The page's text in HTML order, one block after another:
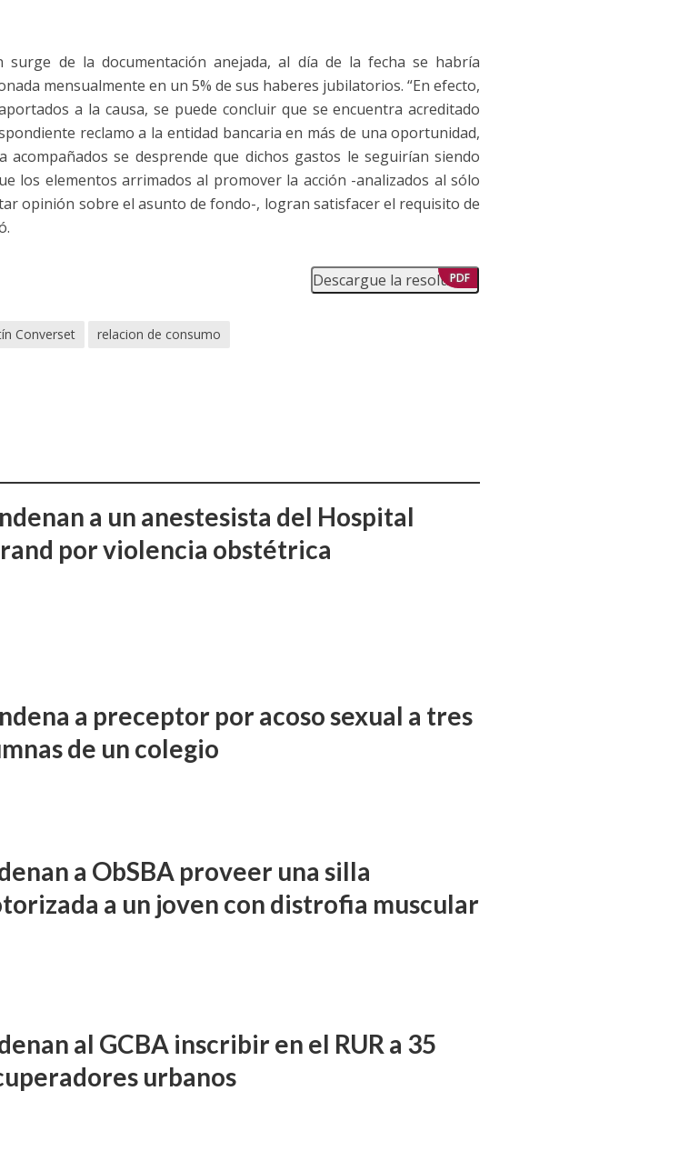
surge de la documentación anejada, al día de la fecha se habría
mensualmente en un 5% de sus haberes jubilatorios. “En efecto,
a la causa, se puede concluir que se encuentra acreditado
reclamo a la entidad bancaria en más de una oportunidad,
se desprende que dichos gastos le seguirían siendo
los elementos arrimados al promover la acción -analizados al sólo
opinión sobre el asunto de fondo-, logran satisfacer el requisito de
Descargue la resolución
PDF
Converset relacion de consumo
a un anestesista del Hospital
por violencia obstétrica
a preceptor por acoso sexual a tres
de un colegio
a ObSBA proveer una silla
a un joven con distrofia muscular
al GCBA inscribir en el RUR a 35
urbanos